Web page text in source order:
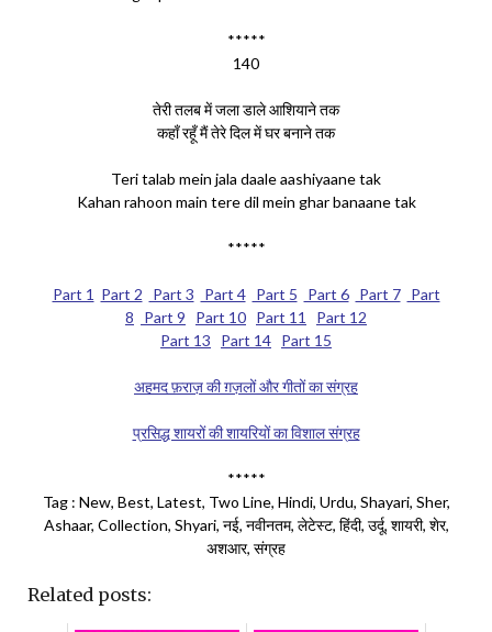
*****
140
तेरी तलब में जला डाले आशियाने तक
कहाँ रहूँ मैं तेरे दिल में घर बनाने तक
Teri talab mein jala daale aashiyaane tak
Kahan rahoon main tere dil mein ghar banaane tak
*****
Part 1 Part 2 Part 3 Part 4 Part 5 Part 6 Part 7
Part
8
Part 9 Part 10 Part 11
Part 12
Part 13
Part 14 Part 15
अहमद फ़राज़ की ग़ज़लों और गीतों का संग्रह
प्रसिद्ध शायरों की शायरियों का विशाल संग्रह
*****
Tag : New, Best, Latest, Two Line, Hindi, Urdu, Shayari, Sher,
Ashaar, Collection, Shyari, नई, नवीनतम, लेटेस्ट, हिंदी, उर्दू, शायरी, शेर,
अशआर, संग्रह
Related posts: